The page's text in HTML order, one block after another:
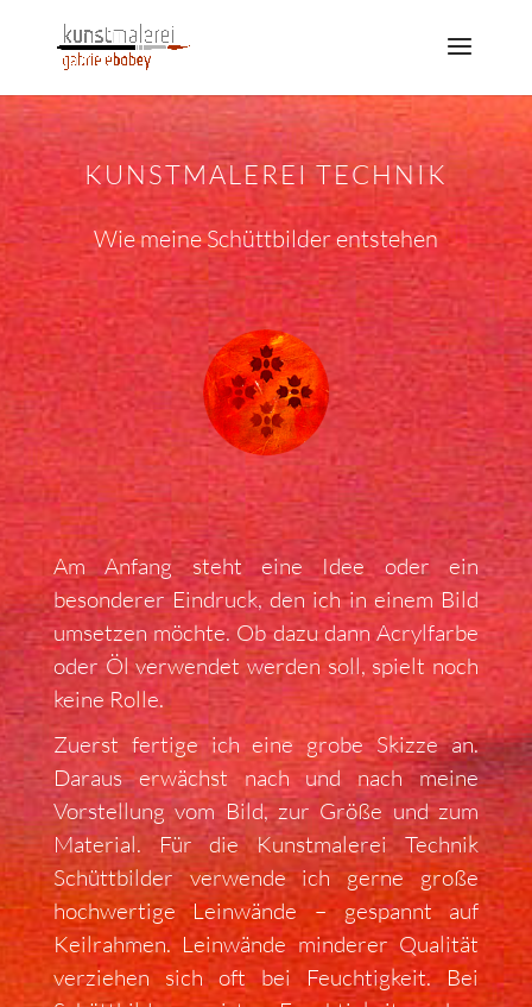
KUNSTMALEREI TECHNIK
Wie meine Schüttbilder entstehen
Am Anfang steht eine Idee oder ein
besonderer Eindruck, den ich in einem Bild
umsetzen möchte. Ob dazu dann Acrylfarbe
oder Öl verwendet werden soll, spielt noch
keine Rolle.
Zuerst fertige ich eine grobe Skizze an.
Daraus erwächst nach und nach meine
Vorstellung vom Bild, zur Größe und zum
Material. Für die Kunstmalerei Technik
Schüttbilder verwende ich gerne große
hochwertige Leinwände – gespannt auf
Keilrahmen. Leinwände minderer Qualität
verziehen sich oft bei Feuchtigkeit. Bei